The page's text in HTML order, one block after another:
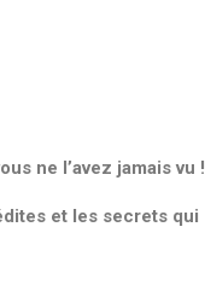
ne l’avez jamais vu !
et les secrets qui